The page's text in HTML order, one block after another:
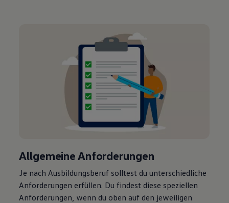
Allgemeine Anforderungen
Je nach Ausbildungsberuf solltest du unterschiedliche
Anforderungen erfüllen. Du findest diese speziellen
Anforderungen, wenn du oben auf den jeweiligen